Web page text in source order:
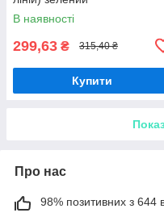
В наявності
299,63 ₴ 315,40 ₴
Купити
Про нас
98% позитивних з 644